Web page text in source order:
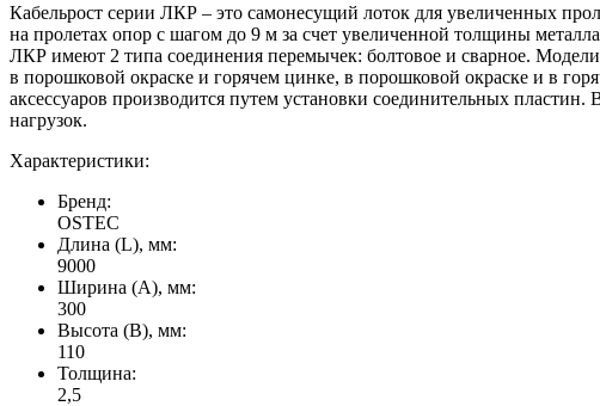
Кабельрост серии ЛКР – это самонесущий лоток для увеличенных
на пролетах опор с шагом до 9 м за счет увеличенной толщины
ЛКР имеют 2 типа соединения перемычек: болтовое и сварное.
в порошковой окраске и горячем цинке, в порошковой окраске и в
аксессуаров производится путем установки соединительных
нагрузок.
Характеристики:
Бренд:
OSTEC
Длина (L), мм:
9000
Ширина (А), мм:
300
Высота (В), мм:
110
Толщина:
2,5